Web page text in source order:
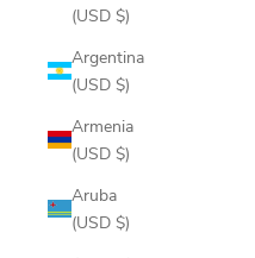
(USD $)
Argentina
(USD $)
Armenia
(USD $)
Aruba
(USD $)